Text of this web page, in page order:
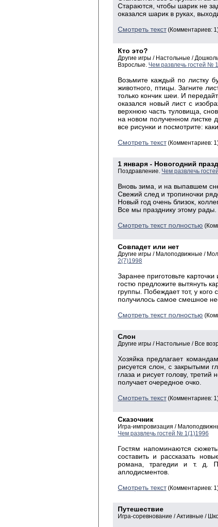
Стараются, чтобы шарик не
оказался шарик в руках,
Смотреть текст(Комментариев:
Кто это?
Другие игры / Настольные /
Взрослые. Чем развлечь гостей №
Возьмите каждый по листку
животного, птицы. Загните
только кончик шеи. И
оказался новый лист с
верхнюю часть туловища,
на новом полученном листке
все рисунки и посмотрите:
Смотреть текст(Комментариев:
1 января - Новогодний
Поздравление. Чем развлечь
Вновь зима, и на выпавшем
Свежий след и тропиночки
Новый год очень близок,
Все мы празднику этому рады.
Смотреть текст полностью
Совпадет или нет
Другие игры / Малоподвижные /
2(7)1998
Заранее приготовьте
гостю предложите вытянуть
группы. Побеждает тот, у
получилось самое смешное
Смотреть текст полностью
Слон
Другие игры / Настольные / Все
Хозяйка предлагает
рисуется слон, с закрытыми
глаза и рисует голову,
получает очередное очко.
Смотреть текст(Комментариев:
Сказочник
Игра-импровизация /
Чем развлечь гостей № 1(1)1996
Гостям напоминаются
составить и рассказать
романа, трагедии и т. д.
аплодисментов.
Смотреть текст(Комментариев:
Путешествие
Игра-соревнование / Активные /